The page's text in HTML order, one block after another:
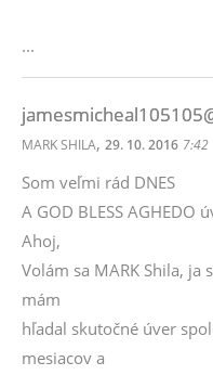
...
MARK SHILA, 29. 10. 2016 7:42
Som veľmi rád DNES
A GOD BLESS AGHEDO
Ahoj,
Volám sa MARK Shila, ja
mám
hľadal skutočné úver
mesiacov a